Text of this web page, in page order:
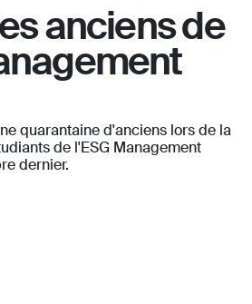
anciens de
quarantaine d'anciens lors de la
de l'ESG Management
dernier.